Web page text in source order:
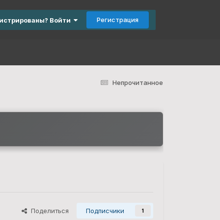
Войти Регистрация
Непрочитанное
Поделиться Подписчики 1